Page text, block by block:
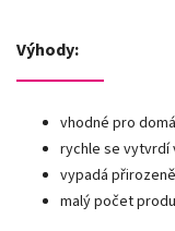
Výhody:
vhodné pro
rychle se vytvrdí
vypadá
malý počet